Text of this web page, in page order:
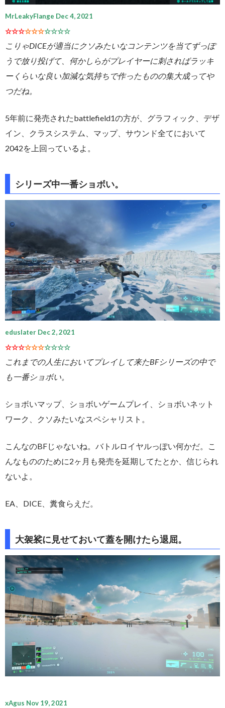
MrLeakyFlange Dec 4, 2021
☆☆☆☆☆☆☆☆☆☆
こりゃDICEが適当にクソみたいなコンテンツを当てずっぽ
うで放り投げて、何かしらがプレイヤーに刺さればラッキ
ーくらいな良い加減な気持ちで作ったものの集大成ってや
つだね。
5年前に発売されたbattlefield1の方が、グラフィック、デザ
イン、クラスシステム、マップ、サウンド全てにおいて
2042を上回っているよ。
シリーズ中一番ショボい。
eduslater Dec 2, 2021
☆☆☆☆☆☆☆☆☆☆
これまでの人生においてプレイして来たBFシリーズの中で
も一番ショボい。
ショボいマップ、ショボいゲームプレイ、ショボいネット
ワーク、クソみたいなスペシャリスト。
こんなのBFじゃないね。バトルロイヤルっぽい何かだ。こ
んなもののために2ヶ月も発売を延期してたとか、信じられ
ないよ。
EA、DICE、糞食らえだ。
大袈裟に見せておいて蓋を開けたら退屈。
xAgus Nov 19, 2021